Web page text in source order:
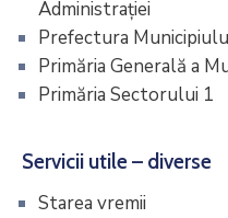
Administrației
Prefectura
Primăria Generală a
Primăria Sectorului 1
Servicii utile – diverse
Starea vremii